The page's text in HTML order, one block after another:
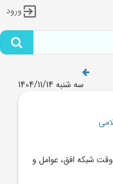
ورود
سه شنبه 1404/11/14